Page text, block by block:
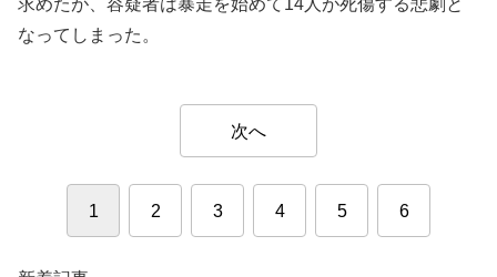
なってしまった。
次へ
1 2 3 4 5 6